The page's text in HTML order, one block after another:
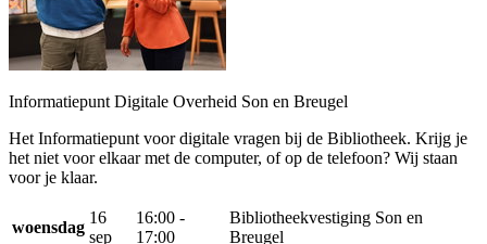
Informatiepunt Digitale Overheid Son en Breugel
Het Informatiepunt voor digitale vragen bij de Bibliotheek. Krijg je
het niet voor elkaar met de computer, of op de telefoon? Wij staan
voor je klaar.
woensdag
16
sep
16:00 -
17:00
Bibliotheekvestiging Son en
Breugel